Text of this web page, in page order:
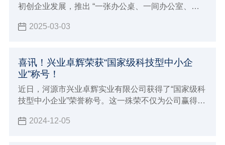
初创企业发展，推出 “一张办公桌、一间办公室、一
2025-03-03
喜讯！兴业卓辉荣获“国家级科技型中小企
业”称号！
近日，河源市兴业卓辉实业有限公司获得了“国家级科
技型中小企业”荣誉称号。这一殊荣不仅为公司赢得了
持、资金支持、技术合作等方面开辟了更为广阔的发
2024-12-05